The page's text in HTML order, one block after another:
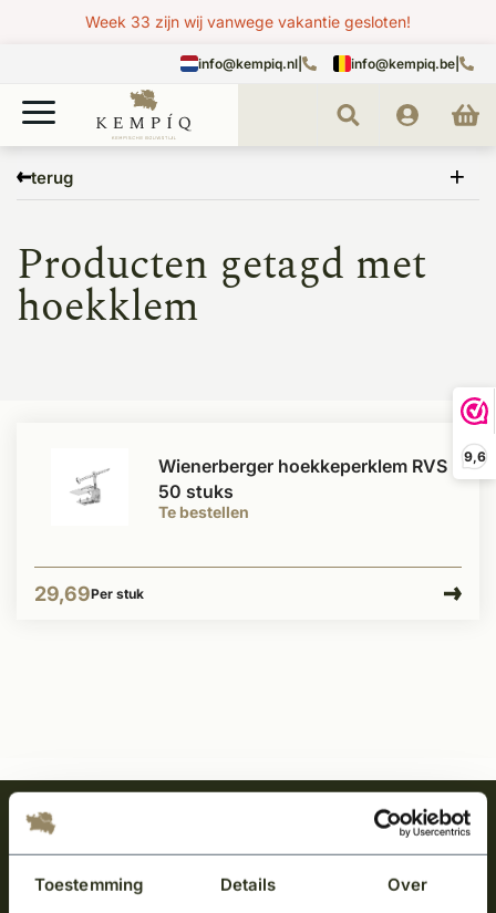
Toestemming Details Over
9,6
Week 33 zijn wij vanwege vakantie gesloten!
info@kempiq.nl info@kempiq.be
terug
hoekklem
Producten getagd met
hoekklem
Te bestellen
Wienerberger hoekkeperklem RVS
50 stuks
29,69Per stuk
Meld je aan en ontvang het laatste nieuws
over onze kempische bouwstijl!
Aanmelden voor de nieuwsbrief